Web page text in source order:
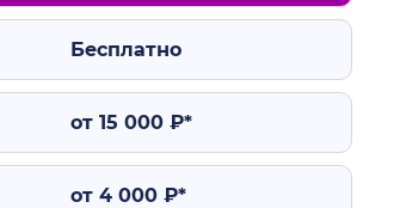
Бесплатно
от 15 000 ₽*
от 4 000 ₽*